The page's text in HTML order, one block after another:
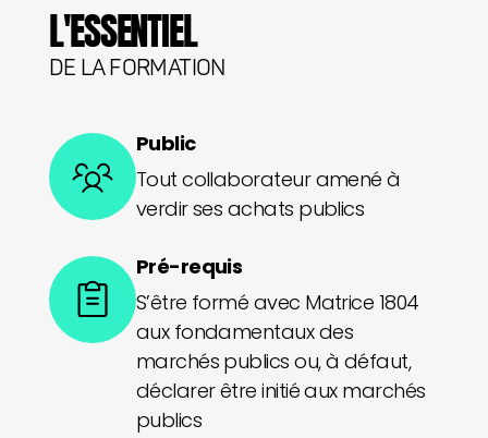
L'ESSENTIEL
DE LA FORMATION
Public
Tout collaborateur amené à
verdir ses achats publics
Pré-requis
S’être formé avec Matrice 1804
aux fondamentaux des
marchés publics ou, à défaut,
déclarer être initié aux marchés
publics